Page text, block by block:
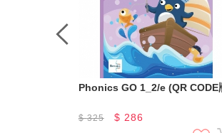
Phonics GO 1_2/e (QR CODE
$325 $ 286